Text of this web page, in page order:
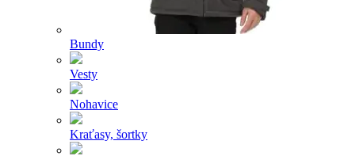
Bundy
Vesty
Nohavice
Kraťasy, šortky